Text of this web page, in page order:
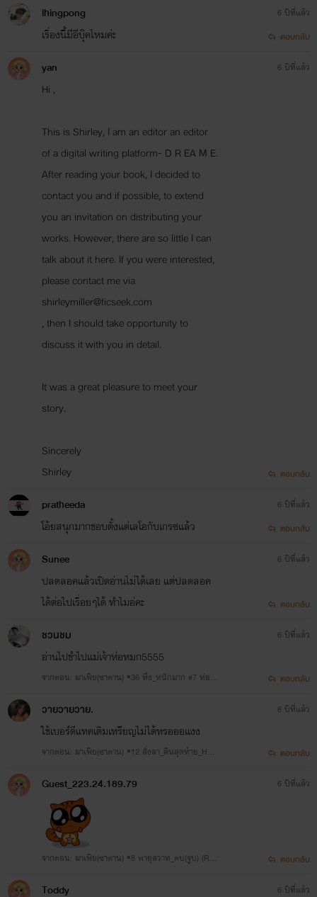
_ที่สุดของนิยายอีโรติกมาเฟีย.. มีทั้งความสนุก น้ำตา และอบอวลไปด้วยกลิ่นไอของความรัก
พายุมาร_Infinity Love ❤ ยิ่งกว่ารัก
E-bookทุกเรื่องของpaper storiesเป็นเจ้าของได้แล้ววันนี้ที่meb
lhingpong
เรื่องนี้มีอีบุ๊คไหมค่ะ
6 ปีที่แล้ว
ตอบกลับ
yan
Hi ,
This is Shirley, I am an editor an editor
of a digital writing platform- D R EA M E.
After reading your book, I decided to
contact you and if possible, to extend
you an invitation on distributing your
works. However, there are so little I can
talk about it here. If you were interested,
please contact me via
shirleymiller@ficseek.com
, then I should take opportunity to
discuss it with you in detail.
It was a great pleasure to meet your
story.
Sincerely
Shirley
6 ปีที่แล้ว
ตอบกลับ
pratheeda
โอ้ยสนุกมากชอบตั้งแต่เลโอกับเกรซแล้ว
6 ปีที่แล้ว
ตอบกลับ
Sunee
ปลดลอคแล้วเปิดอ่านไม่ได้เลย แต่ปลดลอค
ได้ต่อไปเรื่อยๆได้ ทำไมอ่คะ
6 ปีที่แล้ว
ตอบกลับ
ชวนชม
อ่านไปขำไปแม่เจ้าห่อหมก5555
จากตอน: มาเฟีย(ซาตาน) ▪36 หึง_หนักมาก #7 ห่อห
6 ปีที่แล้ว
ตอบกลับ
วายวายวาย.
ใช้เบอร์ดีแทคเติมเหรียญไม่ได้หรอออแงง
จากตอน: มาเฟีย(ซาตาน) ▪12 สั่งลา_คืนสุดท้าย_HOT
6 ปีที่แล้ว
ตอบกลับ
Guest_223.24.189.79
จากตอน: มาเฟีย(ซาตาน) ▪8 พายุสวาท_ตบ(จูบ) (R25
6 ปีที่แล้ว
ตอบกลับ
Toddy 6 ปีที่แล้ว